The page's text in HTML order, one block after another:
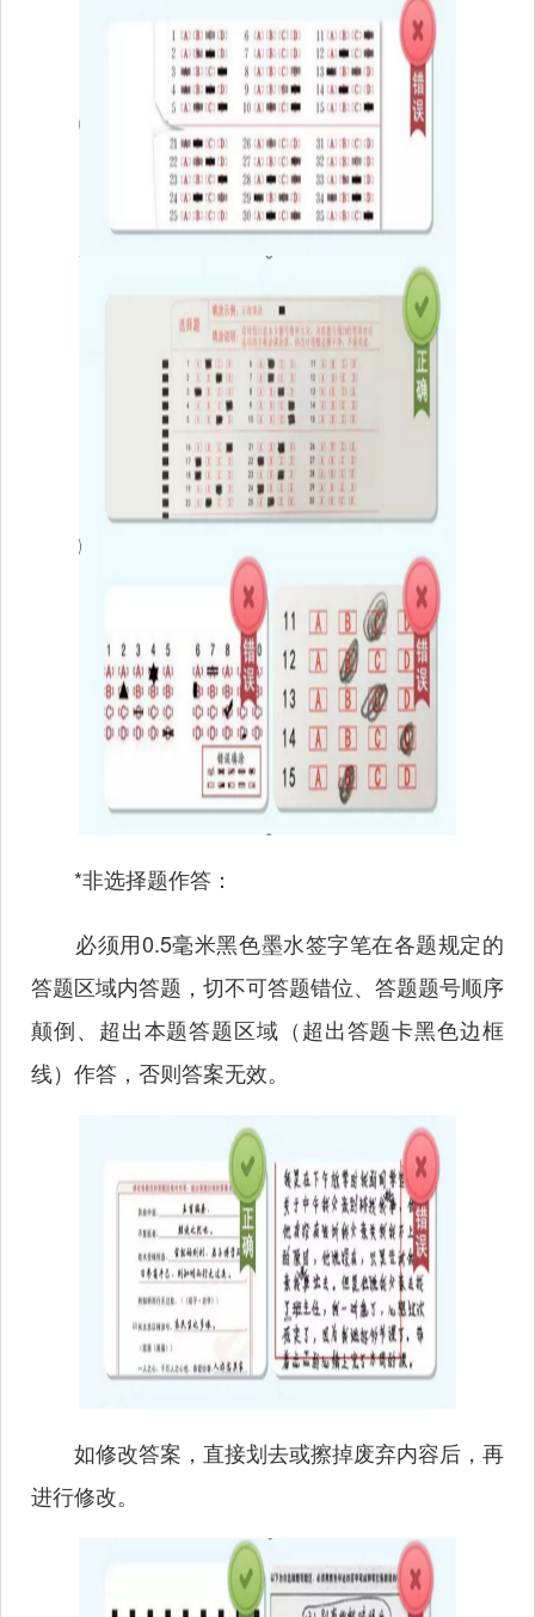
*非选择题作答：
必须用0.5毫米黑色墨水签字笔在各题规定的
答题区域内答题，切不可答题错位、答题题号顺序
颠倒、超出本题答题区域（超出答题卡黑色边框
线）作答，否则答案无效。
如修改答案，直接划去或擦掉废弃内容后，再
进行修改。